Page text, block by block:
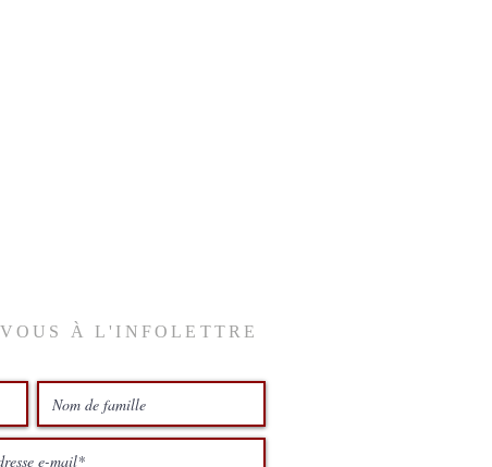
À L'INFOLETTRE